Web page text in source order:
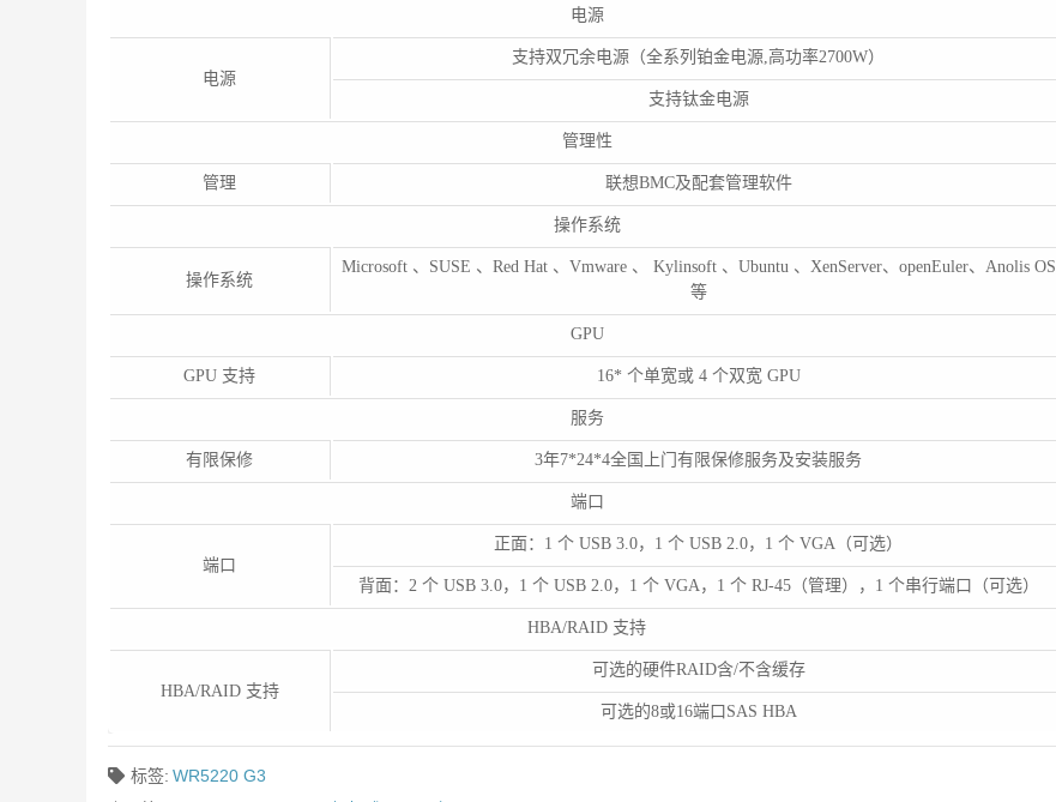
电源
电源
支持双冗余电源（全系列铂金电源,高功率2700W）
支持钛金电源
管理性
管理 联想BMC及配套管理软件
操作系统
操作系统
Microsoft 、SUSE 、Red Hat 、Vmware 、 Kylinsoft 、Ubuntu 、XenServer、openEuler、Anolis OS
等
GPU
GPU 支持 16* 个单宽或 4 个双宽 GPU
服务
有限保修 3年7*24*4全国上门有限保修服务及安装服务
端口
端口
正面：1 个 USB 3.0，1 个 USB 2.0，1 个 VGA（可选）
背面：2 个 USB 3.0，1 个 USB 2.0，1 个 VGA，1 个 RJ-45（管理），1 个串行端口（可选）
HBA/RAID 支持
HBA/RAID 支持
可选的硬件RAID含/不含缓存
可选的8或16端口SAS HBA
标签: WR5220 G3